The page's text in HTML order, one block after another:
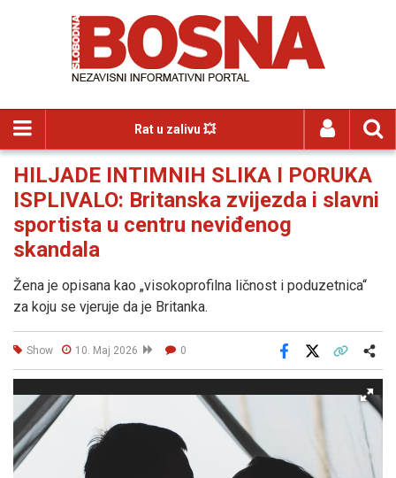
Rat u zalivu 💥
HILJADE INTIMNIH SLIKA I PORUKA
ISPLIVALO: Britanska zvijezda i slavni
sportista u centru neviđenog
skandala
Žena je opisana kao „visokoprofilna ličnost i poduzetnica“
za koju se vjeruje da je Britanka.
Show 10. Maj 2026 0
Facebook